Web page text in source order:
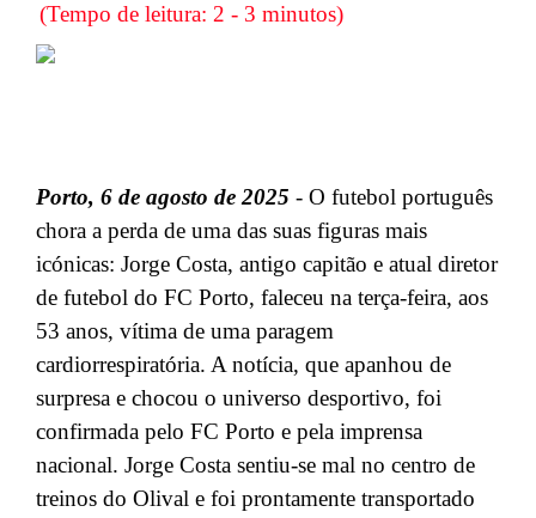
(Tempo de leitura: 2 - 3 minutos)
Porto, 6 de agosto de 2025 - O futebol português
chora a perda de uma das suas figuras mais
icónicas: Jorge Costa, antigo capitão e atual diretor
de futebol do FC Porto, faleceu na terça-feira, aos
53 anos, vítima de uma paragem
cardiorrespiratória. A notícia, que apanhou de
surpresa e chocou o universo desportivo, foi
confirmada pelo FC Porto e pela imprensa
nacional. Jorge Costa sentiu-se mal no centro de
treinos do Olival e foi prontamente transportado